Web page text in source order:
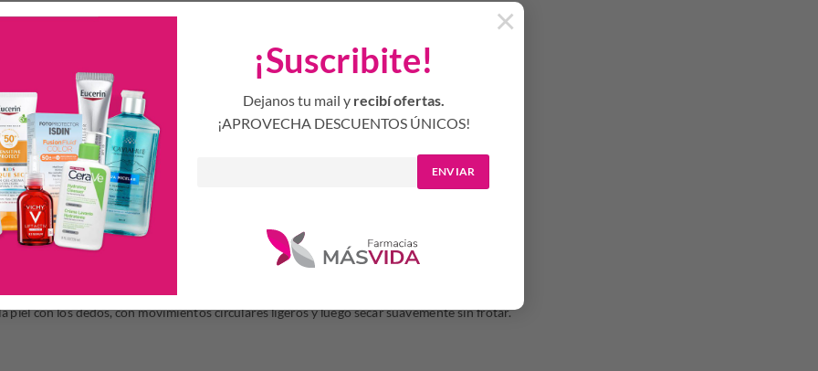
¡Suscribite!
Dejanos tu mail y recibí ofertas.
¡APROVECHA DESCUENTOS ÚNICOS!
ENVIAR
×
y escote
piel con los dedos, con movimientos circulares ligeros y luego secar suavemente sin frotar.